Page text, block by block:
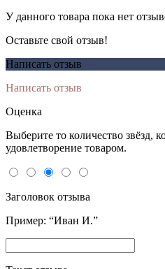
У данного товара пока нет
Оставьте свой отзыв!
Написать отзыв
Написать отзыв
Оценка
Выберите то количество звёзд,
удовлетворение товаром.
Заголовок отзыва
Пример: “Иван И.”